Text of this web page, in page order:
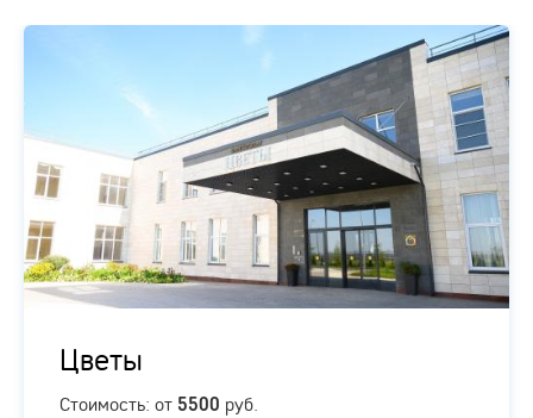
Цветы
Стоимость: от 5500 руб.